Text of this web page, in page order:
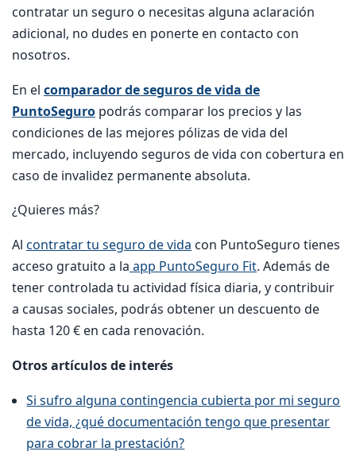
contratar un seguro o necesitas alguna aclaración
adicional, no dudes en ponerte en contacto con
nosotros.
En el comparador de seguros de vida de
PuntoSeguro podrás comparar los precios y las
condiciones de las mejores pólizas de vida del
mercado, incluyendo seguros de vida con cobertura en
caso de invalidez permanente absoluta.
¿Quieres más?
Al contratar tu seguro de vida con PuntoSeguro tienes
acceso gratuito a la app PuntoSeguro Fit. Además de
tener controlada tu actividad física diaria, y contribuir
a causas sociales, podrás obtener un descuento de
hasta 120 € en cada renovación.
Otros artículos de interés
Si sufro alguna contingencia cubierta por mi seguro
de vida, ¿qué documentación tengo que presentar
para cobrar la prestación?